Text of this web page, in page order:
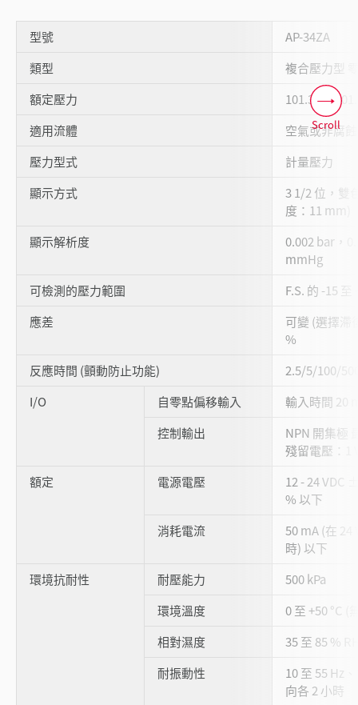
型號
AP-34ZA
類型
複合壓力型
額定壓力
101.3 至 -
適用流體
空氣或非腐
壓力型式
計量壓力
顯示方式
3 1/2 位，雙
度：11 mm)
顯示解析度
0.002 bar，
mmHg
可檢測的壓力範圍
F.S. 的 -15 至
應差
可變 (選擇滯
%
反應時間 (顫動防止功能)
2.5/5/100/
I/O
自零點偏移輸入
輸入時間 20
控制輸出
NPN 開集極
殘留電壓：1
額定
電源電壓
12 - 24 VDC
% 以下
消耗電流
50 mA (在 24
時) 以下
環境抗耐性
耐壓能力
500 kPa
環境溫度
0 至 +50 °C (
相對濕度
35 至 85 %
耐振動性
10 至 55 Hz
向各 2 小時
Scroll